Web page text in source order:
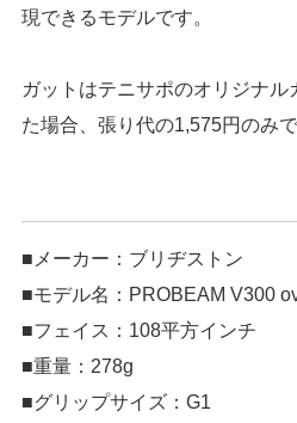
現できるモデルです。
ガットはテニサポのオリジナ
た場合、張り代の1,575円のみ
■メーカー：ブリヂストン
■モデル名：PROBEAM V300
■フェイス：108平方インチ
■重量：278g
■グリップサイズ：G1